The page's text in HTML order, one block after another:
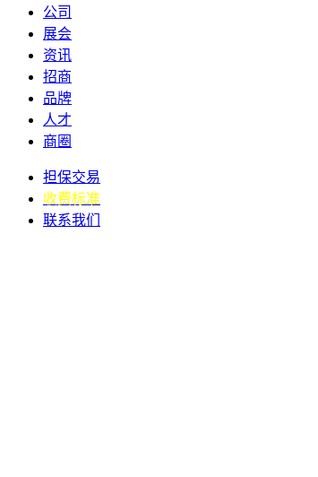
公司
展会
资讯
招商
品牌
人才
商圈
担保交易
收费标准
联系我们